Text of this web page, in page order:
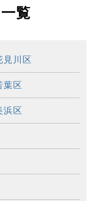
覧
見川区
葉区
浜区